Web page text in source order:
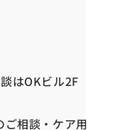
はOKビル2F
相談・ケア用